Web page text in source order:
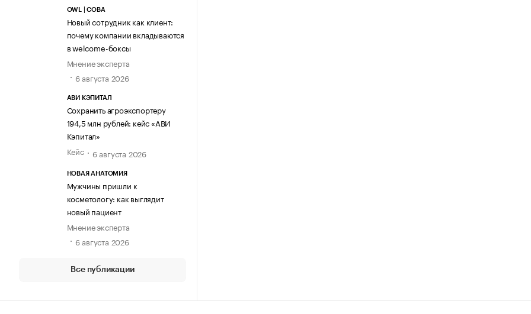
OWL | СОВА
Новый сотрудник как клиент:
почему компании вкладываются
в welcome-боксы
Мнение эксперта
6 августа 2026
АВИ КЭПИТАЛ
Сохранить агроэкспортеру
194,5 млн рублей: кейс «АВИ
Кэпитал»
Кейс
6 августа 2026
НОВАЯ АНАТОМИЯ
Мужчины пришли к
косметологу: как выглядит
новый пациент
Мнение эксперта
6 августа 2026
Все публикации